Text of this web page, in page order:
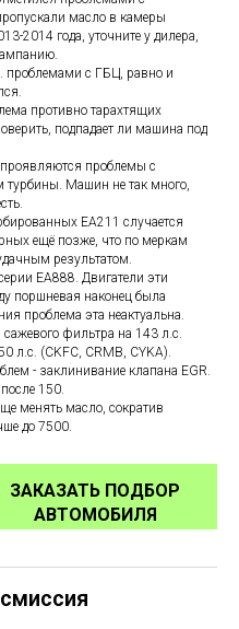
масло в камеры
2014 года, уточните у дилера,
проблемами с ГБЦ, равно и
противно тарахтящих
подпадает ли машина под
проявляются проблемы с
Машин не так много,
ЕА211 случается
ещё позже, что по меркам
результатом.
EA888. Двигатели эти
поршневая наконец была
проблема эта неактуальна.
фильтра на 143 л.с.
л.с. (CKFC, CRMB, CYKA).
- заклинивание клапана EGR.
150.
менять масло, сократив
до 7500.
ЗАКАЗАТЬ ПОДБОР
АВТОМОБИЛЯ